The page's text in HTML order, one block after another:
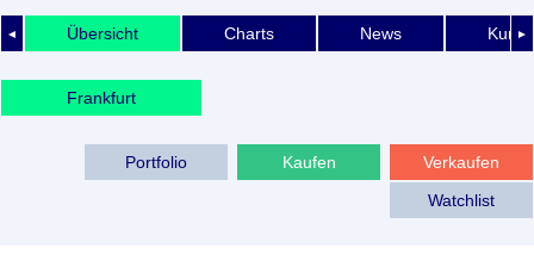
◄ ►
Übersicht Charts News
Frankfurt
Verkaufen
Kaufen
Portfolio
Watchlist